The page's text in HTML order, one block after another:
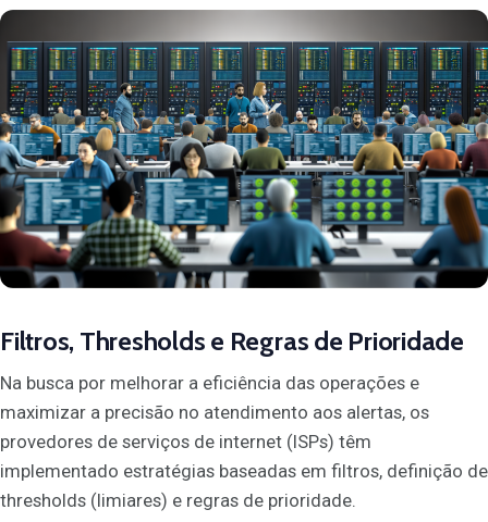
Filtros, Thresholds e Regras de Prioridade
Na busca por melhorar a eficiência das operações e
maximizar a precisão no atendimento aos alertas, os
provedores de serviços de internet (ISPs) têm
implementado estratégias baseadas em filtros, definição de
thresholds (limiares) e regras de prioridade.